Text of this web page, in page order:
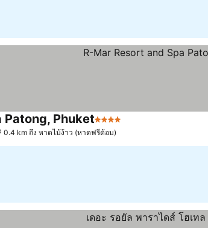
Patong, Phuket4 ดาว
0.4 km ถึง หาดไม้ง้าว (หาดฟรีด้อม)